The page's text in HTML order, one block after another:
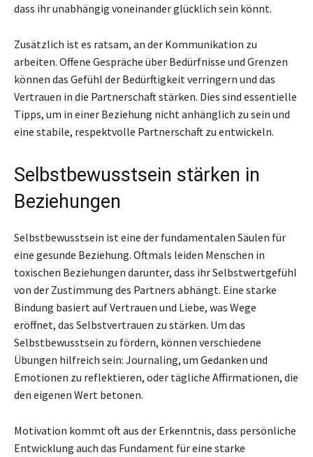
dass ihr unabhängig voneinander glücklich sein könnt.
Zusätzlich ist es ratsam, an der Kommunikation zu
arbeiten. Offene Gespräche über Bedürfnisse und Grenzen
können das Gefühl der Bedürftigkeit verringern und das
Vertrauen in die Partnerschaft stärken. Dies sind essentielle
Tipps, um in einer Beziehung nicht anhänglich zu sein und
eine stabile, respektvolle Partnerschaft zu entwickeln.
Selbstbewusstsein stärken in
Beziehungen
Selbstbewusstsein ist eine der fundamentalen Säulen für
eine gesunde Beziehung. Oftmals leiden Menschen in
toxischen Beziehungen darunter, dass ihr Selbstwertgefühl
von der Zustimmung des Partners abhängt. Eine starke
Bindung basiert auf Vertrauen und Liebe, was Wege
eröffnet, das Selbstvertrauen zu stärken. Um das
Selbstbewusstsein zu fördern, können verschiedene
Übungen hilfreich sein: Journaling, um Gedanken und
Emotionen zu reflektieren, oder tägliche Affirmationen, die
den eigenen Wert betonen.
Motivation kommt oft aus der Erkenntnis, dass persönliche
Entwicklung auch das Fundament für eine starke